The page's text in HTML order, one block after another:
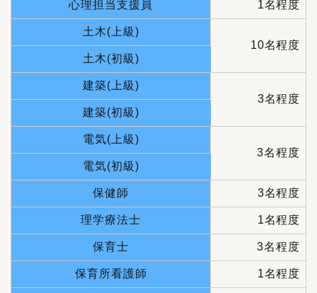
心理担当支援員 1名程度
土木(上級)
10名程度
土木(初級)
建築(上級)
3名程度
建築(初級)
電気(上級)
3名程度
電気(初級)
保健師 3名程度
理学療法士 1名程度
保育士 3名程度
保育所看護師 1名程度